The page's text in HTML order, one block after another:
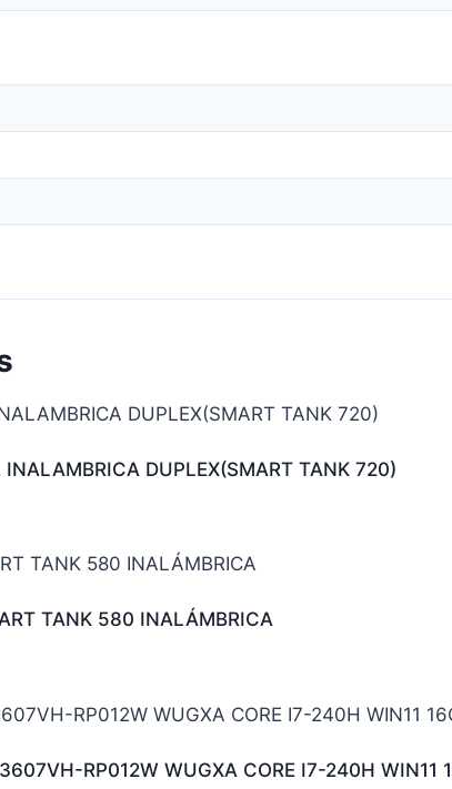
DUPLEX(SMART TANK 720)
TANK 580 INALÁMBRICA
RP012W WUGXA CORE I7-240H WIN11